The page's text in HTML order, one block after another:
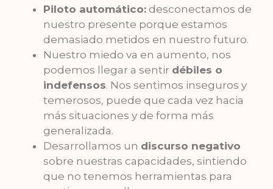
Piloto automático: desconectamos de
nuestro presente porque estamos
demasiado metidos en nuestro futuro.
Nuestro miedo va en aumento, nos
podemos llegar a sentir débiles o
indefensos. Nos sentimos inseguros y
temerosos, puede que cada vez hacia
más situaciones y de forma más
generalizada.
Desarrollamos un discurso negativo
sobre nuestras capacidades, sintiendo
que no tenemos herramientas para